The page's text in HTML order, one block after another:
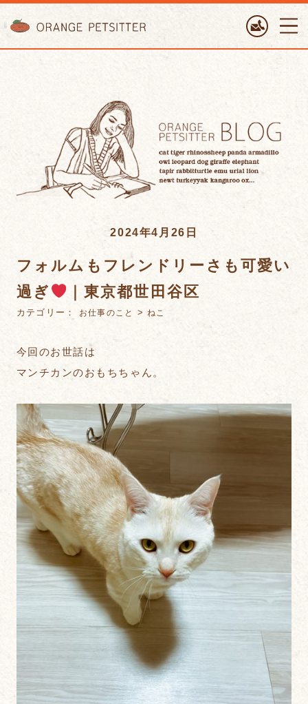
2024年4月26日
フォルムもフレンドリーさも可愛い
過ぎ
｜東京都世田谷区
カテゴリー： お仕事のこと >ねこ
今回のお世話は
マンチカンのおもちちゃん。